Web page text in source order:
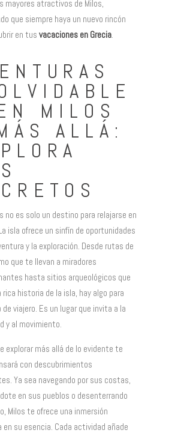
mayores atractivos de Milos,
que siempre haya un nuevo rincón
en tus vacaciones en Grecia
MILOS
ALLÁ:
no es solo un destino para relajarse en
isla ofrece un sinfín de oportunidades
y la exploración. Desde rutas de
que te llevan a miradores
hasta sitios arqueológicos que
rica historia de la isla, hay algo para
viajero. Es un lugar que invita a la
y al movimiento.
explorar más allá de lo evidente te
con descubrimientos
Ya sea navegando por sus costas,
en sus pueblos o desenterrando
Milos te ofrece una inmersión
en su esencia. Cada actividad añade